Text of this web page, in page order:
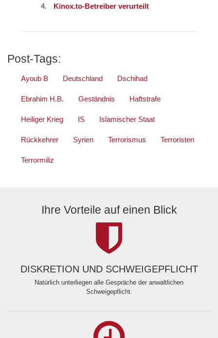
Kinox.to-Betreiber verurteilt
Post-Tags:
Ayoub B Deutschland Dschihad
Ebrahim H.B. Geständnis Haftstrafe
Heiliger Krieg IS Islamischer Staat
Rückkehrer Syrien Terrorismus Terroristen
Terrormiliz
Ihre Vorteile auf einen Blick
DISKRETION UND SCHWEIGEPFLICHT
Natürlich unterliegen alle Gespräche der anwaltlichen
Schweigepflicht.